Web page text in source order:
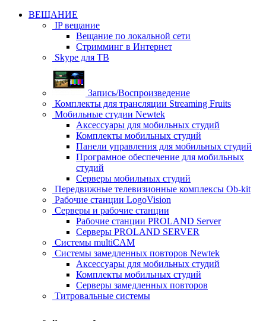
ВЕЩАНИЕ
IP вещание
Вещание по локальной сети
Стримминг в Интернет
Skype для ТВ
Запись/Воспроизведение
Комплекты для трансляции Streaming Fruits
Мобильные студии Newtek
Аксессуары для мобильных студий
Комплекты мобильных студий
Панели управления для мобильных студий
Програмное обеспечение для мобильных
студий
Серверы мобильных студий
Передвижные телевизионные комплексы Ob-kit
Рабочие станции LogoVision
Серверы и рабочие станции
Рабочие станции PROLAND Server
Серверы PROLAND SERVER
Системы multiCAM
Системы замедленных повторов Newtek
Аксессуары для мобильных студий
Комплекты мобильных студий
Серверы замедленных повторов
Титровальные системы